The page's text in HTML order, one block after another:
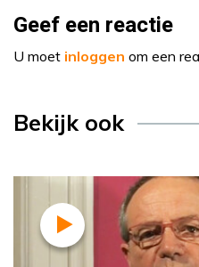
Geef een reactie
U moet inloggen om een
Bekijk ook